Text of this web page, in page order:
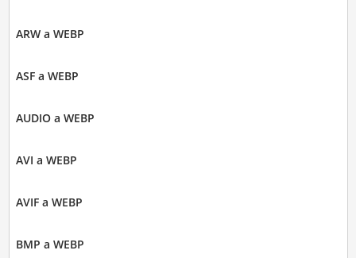
ARW a WEBP
ASF a WEBP
AUDIO a WEBP
AVI a WEBP
AVIF a WEBP
BMP a WEBP